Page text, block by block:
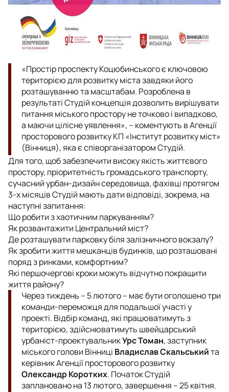
«Простір проспекту Коцюбинського є ключовою
територією для розвитку міста завдяки його
розташуванню та масштабам. Розроблена в
результаті Студій концепція дозволить вирішувати
питання міського простору не точково і випадково,
а маючи цілісне уявлення», – коментують в Агенції
просторового розвитку КП «Інститут розвитку міст»
(Вінниця), яка є співорганізатором Студій.
Для того, щоб забезпечити високу якість життєвого
простору, пріоритетність громадського транспорту,
сучасний урбан-дизайн середовища, фахівці протягом
3-х місяців Студій мають дати відповіді, зокрема, на
наступні запитання:
Що робити з хаотичним паркуванням?
Як розвантажити Центральний міст?
Де розташувати парковку біля залізничного вокзалу?
Як зробити життя мешканців будинків, що розташовані
поряд з ринками, комфортним?
Які першочергові кроки можуть відчутно покращити
життя району?
Через тиждень – 5 лютого – має бути оголошено три
команди-переможця для подальшої участі у
проекті. Відбір команд, які працюватимуть з
територією, здійснюватимуть швейцарський
урбаніст-проектувальникУрс Томан, заступник
міського голови Вінниці Владислав Скальськийта
керівник Агенції просторового розвитку
Олександр Коротких. Початок Студій
заплановано на 13 лютого, завершення – 25 квітня.